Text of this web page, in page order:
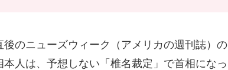
のニューズウィーク（アメリカの週刊誌）の
人は、予想しない「椎名裁定」で首相になっ